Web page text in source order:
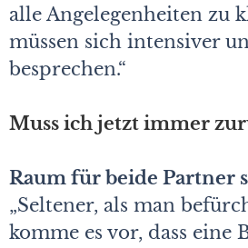
alle Angelegenheiten zu
müssen sich intensiver
besprechen.“
Muss ich jetzt immer
Raum für beide Partner
„Seltener, als man
komme es vor, dass eine